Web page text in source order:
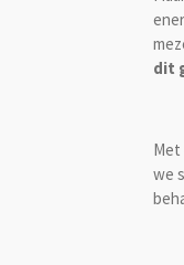
dit
Met
we